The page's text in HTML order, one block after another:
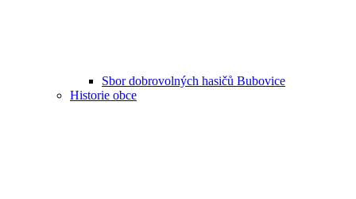
Sbor dobrovolných hasičů Bubovice
Historie obce